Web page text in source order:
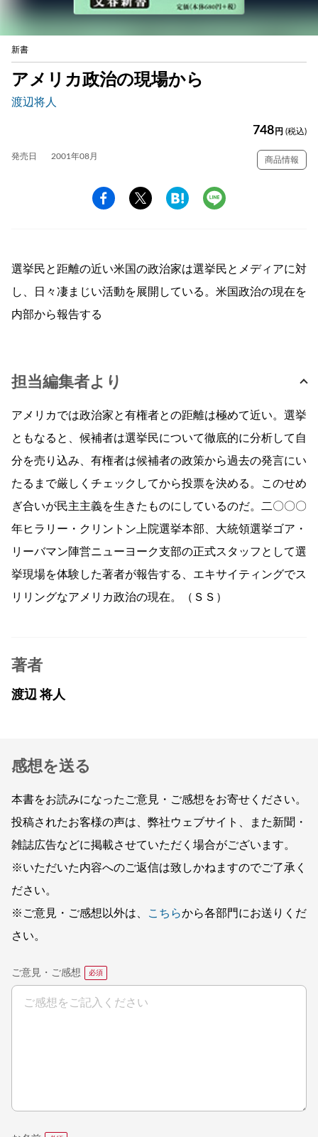
新書
アメリカ政治の現場から
渡辺将人
748 円 (税込)
発売日 2001年08月 商品情報
選挙民と距離の近い米国の政治家は選挙民とメディアに対
し、日々凄まじい活動を展開している。米国政治の現在を
内部から報告する
担当編集者より
アメリカでは政治家と有権者との距離は極めて近い。選挙
ともなると、候補者は選挙民について徹底的に分析して自
分を売り込み、有権者は候補者の政策から過去の発言にい
たるまで厳しくチェックしてから投票を決める。このせめ
ぎ合いが民主主義を生きたものにしているのだ。二〇〇〇
年ヒラリー・クリントン上院選挙本部、大統領選挙ゴア・
リーバマン陣営ニューヨーク支部の正式スタッフとして選
挙現場を体験した著者が報告する、エキサイティングでス
リリングなアメリカ政治の現在。（ＳＳ）
著者
渡辺 将人
感想を送る
本書をお読みになったご意見・ご感想をお寄せください。
投稿されたお客様の声は、弊社ウェブサイト、また新聞・
雑誌広告などに掲載させていただく場合がございます。
※いただいた内容へのご返信は致しかねますのでご了承く
ださい。
※ご意見・ご感想以外は、
こちらから各部門にお送りくだ
さい。
ご意見・ご感想